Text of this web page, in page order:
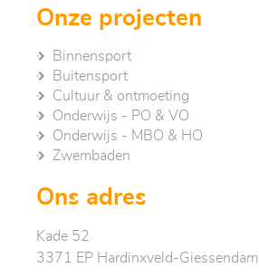
Onze projecten
Binnensport
Buitensport
Cultuur & ontmoeting
Onderwijs - PO & VO
Onderwijs - MBO & HO
Zwembaden
Ons adres
Kade 52
3371 EP Hardinxveld-Giessendam